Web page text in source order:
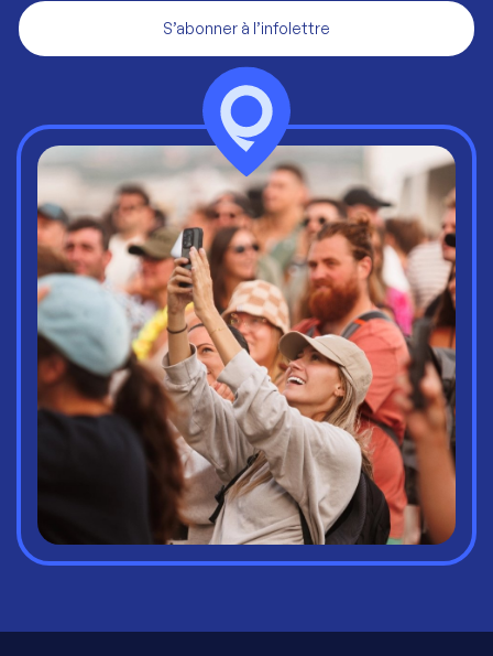
S’abonner à l’infolettre